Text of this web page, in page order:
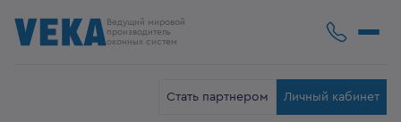
Ведущий мировой
производитель
оконных систем
Стать партнером Личный кабинет